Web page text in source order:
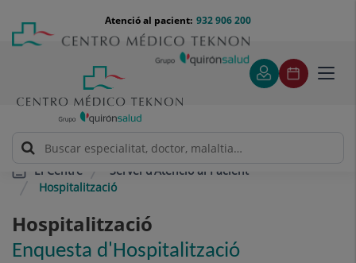
contingut
Menú
teléfono
cabecera
932 906 200
Atenció al pacient:
El Centre
Servei d’Atenció al Pacient
Hospitalització
Hospitalització
Enquesta d'Hospitalització